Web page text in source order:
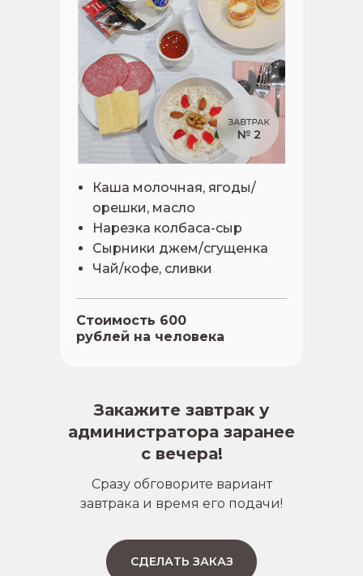
СДЕЛАТЬ ЗАКАЗ
Каша молочная, ягоды/
орешки, масло
Нарезка колбаса-сыр
Сырники джем/сгущенка
Чай/кофе, сливки
Стоимость 600
рублей на человека
Закажите завтрак у
администратора заранее
с вечера!
Сразу обговорите вариант
завтрака и время его подачи!